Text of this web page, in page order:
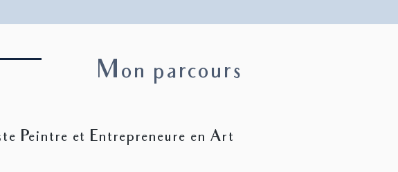
Mon parcours
Peintre et Entrepreneure en Art